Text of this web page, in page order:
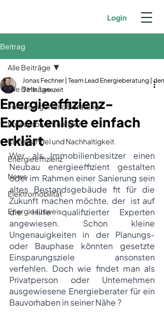
Login
Beitrag
Alle Beiträge
Förderungen und Beratung
Erneuerbare Energien
Klimawandel und Nachhaltigkeit
Energieeffizienz
News
Elektromobilität
Energieausweis
Alle Beiträge
Energieeffizienz-
Expertenliste einfach
erklärt
Jonas Fechner | Team Lead Energieberatung |
2 Min. Lesezeit
Wer als Immobilienbesitzer einen
Neubau energieeffizient gestalten
oder im Rahmen einer Sanierung sein
altes Bestandsgebäude fit für die
Zukunft machen möchte, der  ist auf
die Hilfe qualifizierter Experten
angewiesen. Schon kleine
Ungenauigkeiten in der Planungs-
oder Bauphase könnten gesetzte
Einsparungsziele ansonsten
verfehlen. Doch wie findet man als
Privatperson oder Unternehmen
ausgewiesene Energieberater für ein
Bauvorhaben in seiner Nähe ?